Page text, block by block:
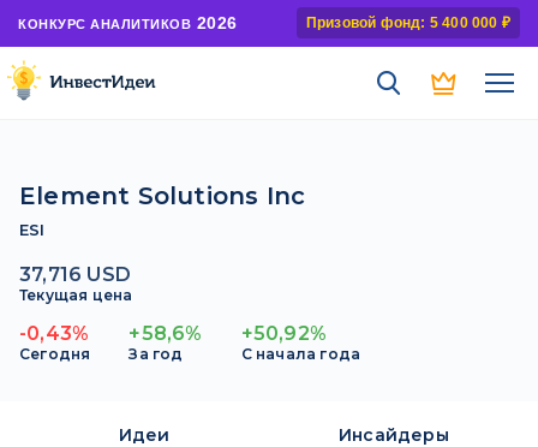
КОНКУРС АНАЛИТИКОВ 2026 Призовой фонд: 5 400 000 ₽
Element Solutions Inc
ESI
37,716 USD
Текущая цена
-0,43%
Сегодня
+58,6%
За год
+50,92%
С начала года
Идеи Инсайдеры